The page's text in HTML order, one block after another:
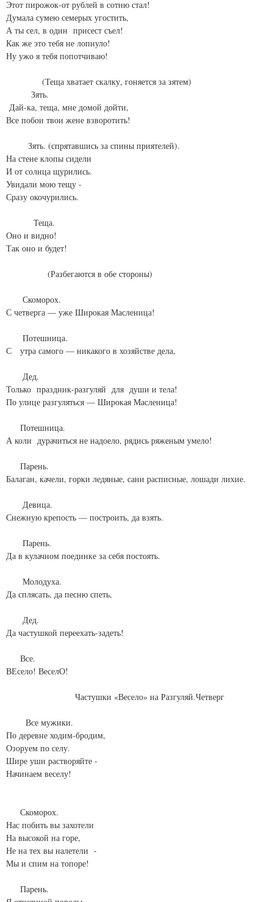
Этот пирожок-от рублей в сотню стал!
Думала сумею семерых угостить,
А ты сел, в один присест съел!
Как же это тебя не лопнуло!
Ну ужо я тебя попотчиваю!
(Теща хватает скалку, гоняется за зятем)
Зять.
Дай-ка, теща, мне домой дойти,
Все побои твои жене взворотить!
Зять. (спрятавшись за спины приятелей).
На стене клопы сидели
И от солнца щурились.
Увидали мою тещу -
Сразу окочурились.
Теща.
Оно и видно!
Так оно и будет!
(Разбегаются в обе стороны)
Скоморох.
С четверга — уже Широкая Масленица!
Потешница.
С утра самого — никакого в хозяйстве дела,
Дед.
Только праздник-разгуляй для души и тела!
По улице разгуляться — Широкая Масленица!
Потешница.
А коли дурачиться не надоело, рядись ряженым умело!
Парень.
Балаган, качели, горки ледяные, сани расписные, лошади лихие.
Девица.
Снежную крепость — построить, да взять.
Парень.
Да в кулачном поединке за себя постоять.
Молодуха.
Да сплясать, да песню спеть,
Дед.
Да частушкой переехать-задеть!
Все.
ВЕсело! ВеселО!
Частушки «Весело» на Разгуляй.Четверг
Все мужики.
По деревне ходим-бродим,
Озоруем по селу.
Шире уши растворяйте -
Начинаем веселу!
Скоморох.
Нас побить вы захотели
На высокой на горе,
Не на тех вы налетели -
Мы и спим на топоре!
Парень.